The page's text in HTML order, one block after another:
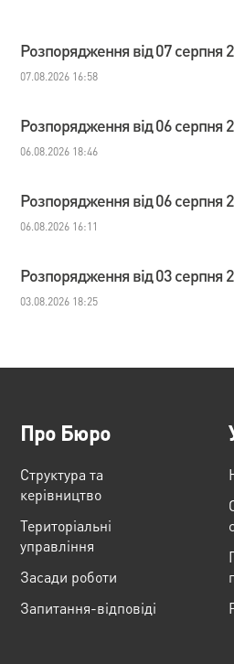
Розпорядження від 07 серпня
07.08.2026 16:58
Розпорядження від 06 серпня
06.08.2026 18:46
Розпорядження від 06 серпня
06.08.2026 16:11
Розпорядження від 03 серпня
03.08.2026 18:25
Про Бюро
Структура та
керівництво
Територіальні
управління
Засади роботи
Запитання-відповіді